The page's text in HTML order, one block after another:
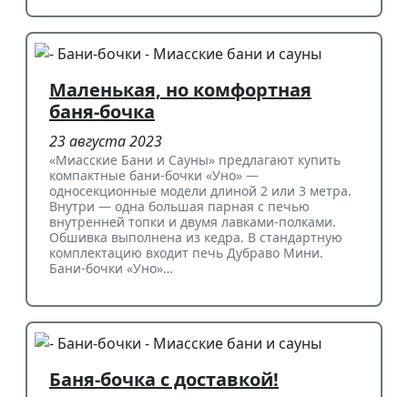
Маленькая, но комфортная
баня-бочка
23 августа 2023
«Миасские Бани и Сауны» предлагают купить
компактные бани-бочки «Уно» —
односекционные модели длиной 2 или 3 метра.
Внутри — одна большая парная с печью
внутренней топки и двумя лавками-полками.
Обшивка выполнена из кедра. В стандартную
комплектацию входит печь Дубраво Мини.
Бани-бочки «Уно»…
Баня-бочка с доставкой!